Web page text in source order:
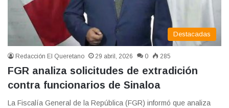
Destacadas
Redacción El Queretano 29 abril, 2026 0 285
FGR analiza solicitudes de extradición
contra funcionarios de Sinaloa
La Fiscalía General de la República (FGR) informó que analiza